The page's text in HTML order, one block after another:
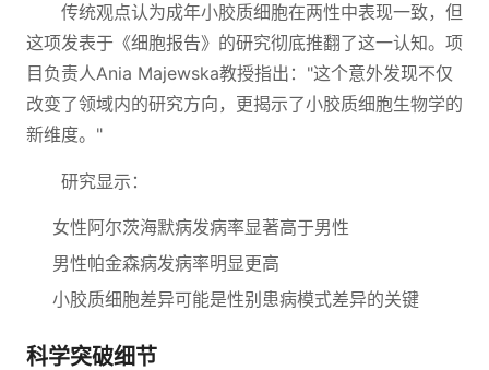
传统观点认为成年小胶质细胞在两性中表现一致，但
这项发表于《细胞报告》的研究彻底推翻了这一认知。项
目负责人Ania Majewska教授指出："这个意外发现不仅
改变了领域内的研究方向，更揭示了小胶质细胞生物学的
新维度。"
研究显示：
女性阿尔茨海默病发病率显著高于男性
男性帕金森病发病率明显更高
小胶质细胞差异可能是性别患病模式差异的关键
科学突破细节